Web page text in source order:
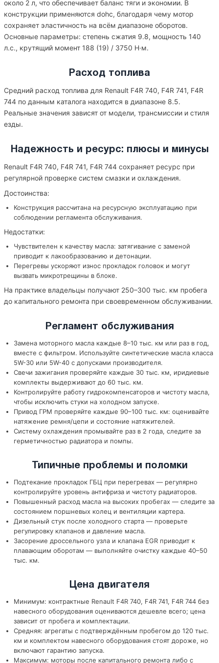
около 2 л, что обеспечивает баланс тяги и экономии. В
конструкции применяются dohc, благодаря чему мотор
сохраняет эластичность на всём диапазоне оборотов.
Основные параметры: степень сжатия 9.8, мощность 140
л.с., крутящий момент 188 (19) / 3750 Н·м.
Расход топлива
Средний расход топлива для Renault F4R 740, F4R 741, F4R
744 по данным каталога находится в диапазоне 8.5.
Реальные значения зависят от модели, трансмиссии и стиля
езды.
Надежность и ресурс: плюсы и минусы
Renault F4R 740, F4R 741, F4R 744 сохраняет ресурс при
регулярной проверке систем смазки и охлаждения.
Достоинства:
Конструкция рассчитана на ресурсную эксплуатацию при
соблюдении регламента обслуживания.
Недостатки:
Чувствителен к качеству масла: затягивание с заменой
приводит к лакообразованию и детонации.
Перегревы ускоряют износ прокладок головок и могут
вызвать микротрещины в блоке.
На практике владельцы получают 250–300 тыс. км пробега
до капитального ремонта при своевременном обслуживании.
Регламент обслуживания
Замена моторного масла каждые 8–10 тыс. км или раз в год,
вместе с фильтром. Используйте синтетические масла класса
5W-30 или 5W-40 с допусками производителя.
Свечи зажигания проверяйте каждые 30 тыс. км, иридиевые
комплекты выдерживают до 60 тыс. км.
Контролируйте работу гидрокомпенсаторов и чистоту масла,
чтобы исключить стуки на холодном запуске.
Привод ГРМ проверяйте каждые 90–100 тыс. км: оценивайте
натяжение ремня/цепи и состояние натяжителей.
Систему охлаждения промывайте раз в 2 года, следите за
герметичностью радиатора и помпы.
Типичные проблемы и поломки
Подтекание прокладок ГБЦ при перегревах — регулярно
контролируйте уровень антифриза и чистоту радиаторов.
Повышенный расход масла на высоких пробегах — следите за
состоянием поршневых колец и вентиляции картера.
Дизельный стук после холодного старта — проверьте
регулировку клапанов и давление масла.
Засорение дроссельного узла и клапана EGR приводит к
плавающим оборотам — выполняйте очистку каждые 40–50
тыс. км.
Цена двигателя
Минимум: контрактные Renault F4R 740, F4R 741, F4R 744 без
навесного оборудования оцениваются дешевле всего; цена
зависит от пробега и комплектации.
Средняя: агрегаты с подтверждённым пробегом до 120 тыс.
км и комплектом навесного оборудования стоят дороже, но
включают гарантию запуска.
Максимум: моторы после капитального ремонта либо с